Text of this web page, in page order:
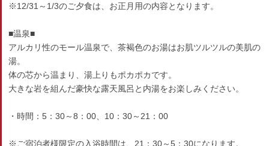
※12/31～1/3のご夕食は、お正月用の内容となります。
■温泉■
アルカリ性のモール温泉で、茶褐色のお湯はお肌ツルツルの美肌の
湯。
体の芯から温まり、湯上りもポカポカです。
大きな岩を組んだ豪快な露天風呂と内湯をお楽しみください。
・時間：5：30～8：00、10：30～21：00
※ご宿泊者様限定の入浴時間は、21：30～5：30になります。